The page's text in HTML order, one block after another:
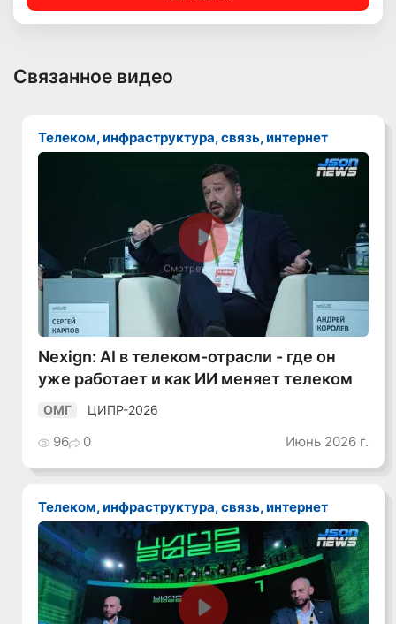
Связанное видео
Телеком, инфраструктура, связь, интернет
Смотреть видео
Nexign: AI в телеком-отрасли - где он
уже работает и как ИИ меняет телеком
ОМГ ЦИПР-2026
96 0 Июнь 2026 г.
Телеком, инфраструктура, связь, интернет